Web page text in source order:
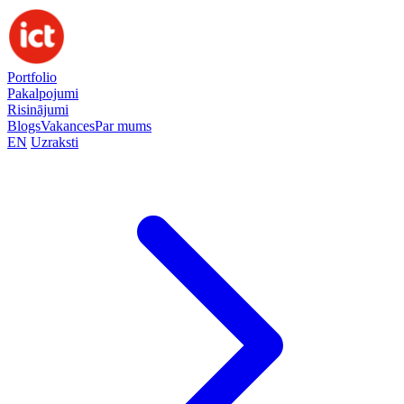
Portfolio
Pakalpojumi
Risinājumi
BlogsVakancesPar mums
EN Uzraksti